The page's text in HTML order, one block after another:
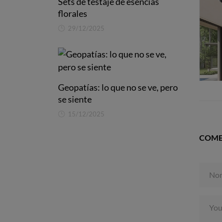
florales
29/12/2025
Geopatías: lo que no se ve, pero
se siente
15/12/2025